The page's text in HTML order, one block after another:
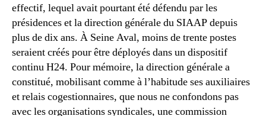
effectif, lequel avait pourtant été défendu par les
présidences et la direction générale du SIAAP depuis
plus de dix ans. À Seine Aval, moins de trente postes
seraient créés pour être déployés dans un dispositif
continu H24. Pour mémoire, la direction générale a
constitué, mobilisant comme à l’habitude ses auxiliaires
et relais cogestionnaires, que nous ne confondons pas
avec les organisations syndicales, une commission